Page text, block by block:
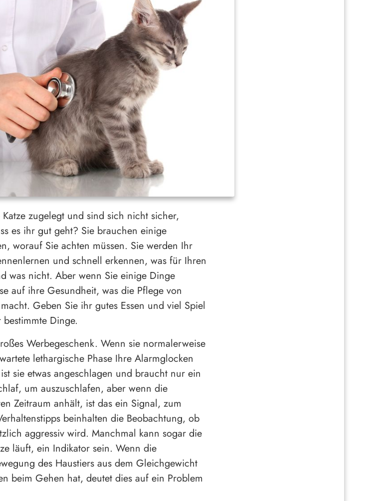
zugelegt und sind sich nicht sicher,
es ihr gut geht? Sie brauchen einige
worauf Sie achten müssen. Sie werden Ihr
und schnell erkennen, was für Ihren
was nicht. Aber wenn Sie einige Dinge
auf ihre Gesundheit, was die Pflege von
Geben Sie ihr gutes Essen und viel Spiel
Dinge.
Werbegeschenk. Wenn sie normalerweise
lethargische Phase Ihre Alarmglocken
sie etwas angeschlagen und braucht nur ein
um auszuschlafen, aber wenn die
Zeitraum anhält, ist das ein Signal, zum
beinhalten die Beobachtung, ob
aggressiv wird. Manchmal kann sogar die
läuft, ein Indikator sein. Wenn die
des Haustiers aus dem Gleichgewicht
beim Gehen hat, deutet dies auf ein Problem